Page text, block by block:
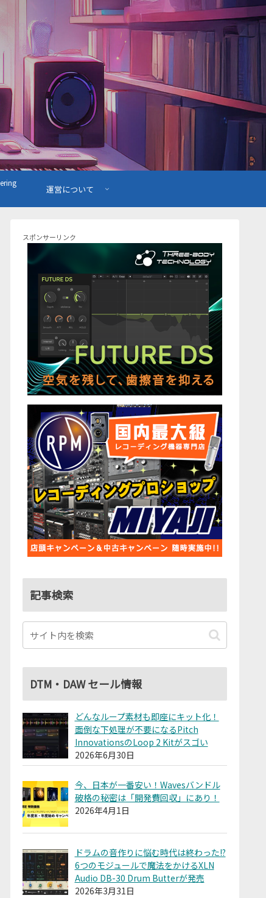
運営について
スポンサーリンク
記事検索
DTM・DAW セール情報
どんなループ素材も即座にキット化！
面倒な下処理が不要になるPitch
InnovationsのLoop 2 Kitがスゴい
2026年6月30日
今、日本が一番安い！Wavesバンドル
破格の秘密は「開発費回収」にあり！
2026年4月1日
ドラムの音作りに悩む時代は終わった!?
6つのモジュールで魔法をかけるXLN
Audio DB-30 Drum Butterが発売
2026年3月31日